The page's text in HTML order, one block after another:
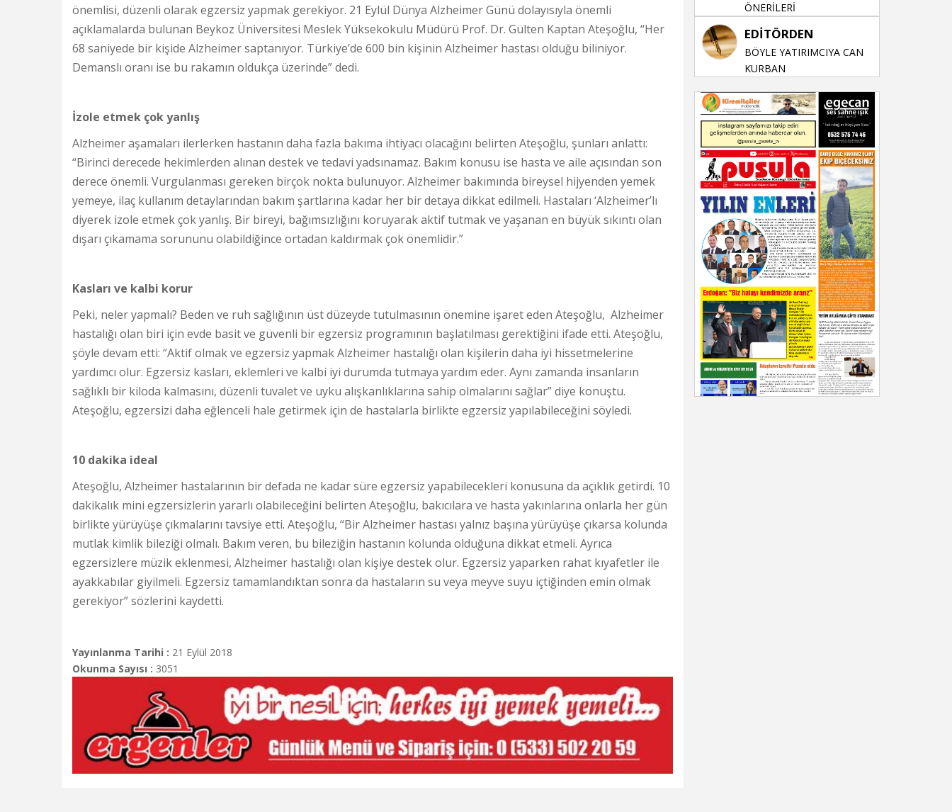
önemlisi, düzenli olarak egzersiz yapmak gerekiyor. 21 Eylül Dünya Alzheimer Günü dolayısıyla önemli
açıklamalarda bulunan Beykoz Üniversitesi Meslek Yüksekokulu Müdürü Prof. Dr. Gülten Kaptan Ateşoğlu, “Her
68 saniyede bir kişide Alzheimer saptanıyor. Türkiye’de 600 bin kişinin Alzheimer hastası olduğu biliniyor.
Demanslı oranı ise bu rakamın oldukça üzerinde” dedi.
İzole etmek çok yanlış
Alzheimer aşamaları ilerlerken hastanın daha fazla bakıma ihtiyacı olacağını belirten Ateşoğlu, şunları anlattı:
“Birinci derecede hekimlerden alınan destek ve tedavi yadsınamaz. Bakım konusu ise hasta ve aile açısından son
derece önemli. Vurgulanması gereken birçok nokta bulunuyor. Alzheimer bakımında bireysel hijyenden yemek
yemeye, ilaç kullanım detaylarından bakım şartlarına kadar her bir detaya dikkat edilmeli. Hastaları ‘Alzheimer’lı
diyerek izole etmek çok yanlış. Bir bireyi, bağımsızlığını koruyarak aktif tutmak ve yaşanan en büyük sıkıntı olan
dışarı çıkamama sorununu olabildiğince ortadan kaldırmak çok önemlidir.”
Kasları ve kalbi korur
Peki, neler yapmalı? Beden ve ruh sağlığının üst düzeyde tutulmasının önemine işaret eden Ateşoğlu, Alzheimer
hastalığı olan biri için evde basit ve güvenli bir egzersiz programının başlatılması gerektiğini ifade etti. Ateşoğlu,
şöyle devam etti: “Aktif olmak ve egzersiz yapmak Alzheimer hastalığı olan kişilerin daha iyi hissetmelerine
yardımcı olur. Egzersiz kasları, eklemleri ve kalbi iyi durumda tutmaya yardım eder. Aynı zamanda insanların
sağlıklı bir kiloda kalmasını, düzenli tuvalet ve uyku alışkanlıklarına sahip olmalarını sağlar” diye konuştu.
Ateşoğlu, egzersizi daha eğlenceli hale getirmek için de hastalarla birlikte egzersiz yapılabileceğini söyledi.
10 dakika ideal
Ateşoğlu, Alzheimer hastalarının bir defada ne kadar süre egzersiz yapabilecekleri konusuna da açıklık getirdi. 10
dakikalık mini egzersizlerin yararlı olabileceğini belirten Ateşoğlu, bakıcılara ve hasta yakınlarına onlarla her gün
birlikte yürüyüşe çıkmalarını tavsiye etti. Ateşoğlu, “Bir Alzheimer hastası yalnız başına yürüyüşe çıkarsa kolunda
mutlak kimlik bileziği olmalı. Bakım veren, bu bileziğin hastanın kolunda olduğuna dikkat etmeli. Ayrıca
egzersizlere müzik eklenmesi, Alzheimer hastalığı olan kişiye destek olur. Egzersiz yaparken rahat kıyafetler ile
ayakkabılar giyilmeli. Egzersiz tamamlandıktan sonra da hastaların su veya meyve suyu içtiğinden emin olmak
gerekiyor” sözlerini kaydetti.
Yayınlanma Tarihi : 21 Eylül 2018
Okunma Sayısı : 3051
ÖNERİLERİ
EDİTÖRDEN
BÖYLE YATIRIMCIYA CAN
KURBAN